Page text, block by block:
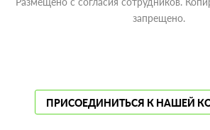
запрещено.
ПРИСОЕДИНИТЬСЯ К НАШЕЙ